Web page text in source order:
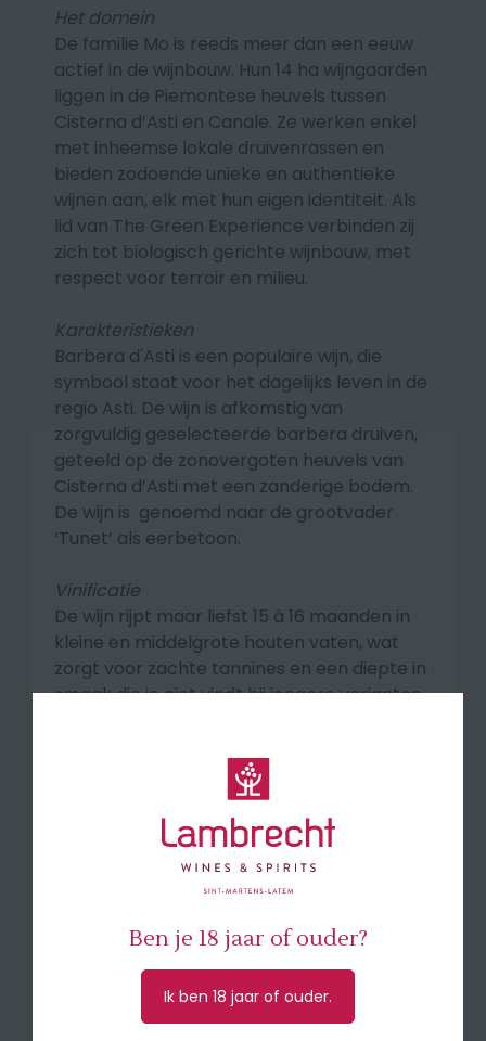
Het domein
De familie Mo is reeds meer dan een eeuw
actief in de wijnbouw. Hun 14 ha wijngaarden
liggen in de Piemontese heuvels tussen
Cisterna d’Asti en Canale. Ze werken enkel
met inheemse lokale druivenrassen en
bieden zodoende unieke en authentieke
wijnen aan, elk met hun eigen identiteit. Als
lid van The Green Experience verbinden zij
zich tot biologisch gerichte wijnbouw, met
respect voor terroir en milieu.
Karakteristieken
Barbera d'Asti is een populaire wijn, die
symbool staat voor het dagelijks leven in de
regio Asti. De wijn is afkomstig van
zorgvuldig geselecteerde barbera druiven,
geteeld op de zonovergoten heuvels van
Cisterna d’Asti met een zanderige bodem.
De wijn is genoemd naar de grootvader
‘Tunet’ als eerbetoon.
Vinificatie
De wijn rijpt maar liefst 15 à 16 maanden in
kleine en middelgrote houten vaten, wat
zorgt voor zachte tannines en een diepte in
smaak die je niet vindt bij jongere varianten.
Robijnrode kleur met granaatrode
schakeringen. Uitgesproken, aanhoudende
aroma’s van rijp rood fruit, zwarte kersen,
Piemontese aardsheid, cederhout en cacao.
Droog, warm en vol van smaak.
🍽 Serveer bij cacio e pepe, mellanzane alla
parmigiana, wit en rood vlees en bij de
Italiaanse harde kaas Peccorino.
Ben je 18 jaar of ouder?
Ik ben 18 jaar of ouder.